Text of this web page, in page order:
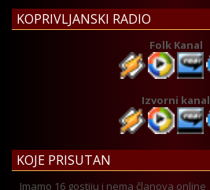
KOPRIVLJANSKI RADIO
Folk Kanal
Izvorni kanal
KOJE PRISUTAN
Imamo 16 gostiju i nema članova online